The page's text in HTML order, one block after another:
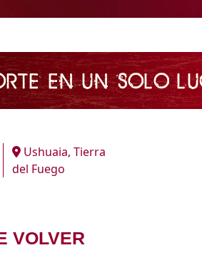
Ushuaia, Tierra
del Fuego
VOLVER